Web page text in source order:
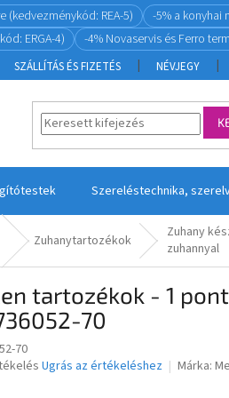
(kedvezménykód: REA-5)
-5% a konyhai
ERGA-4)
-4% Novaservis és Ferro
SZÁLLÍTÁS ÉS FIZETÉS NÉVJEGY
Szereléstechnika,
Zuhanytartozékok
Zuhany
zuhannyal
tartozékok - 1
70
70
Ugrás az értékeléshez Márka: